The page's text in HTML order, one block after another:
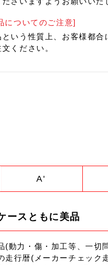
についてのご注意]
という性質上、お客様都
ください。
A'
ースともに美品
(動力・傷・加工等、一切
走行暦(メーカーチェック